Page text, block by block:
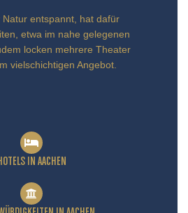
entspannt, hat dafür
etwa im nahe gelegenen
locken mehrere Theater
vielschichtigen Angebot.
IN AACHEN